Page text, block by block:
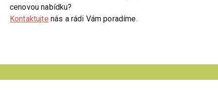
cenovou nabídku?
Kontaktujte nás a rádi Vám poradíme.